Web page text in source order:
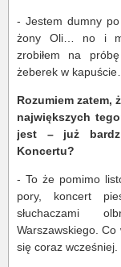
- Jestem dumny
żony Oli… no i
zrobiłem na
żeberek w kapuście…
Rozumiem zatem,
największych
jest – już
Koncertu?
- To że pomimo
pory, koncert
słuchaczami
Warszawskiego.
się coraz wcześniej.